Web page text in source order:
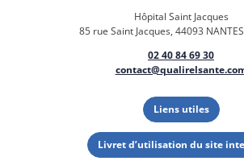
Hôpital Saint Jacques
85 rue Saint Jacques, 44093
02 40 84 69 30
Liens utiles
Livret d’utilisation du site